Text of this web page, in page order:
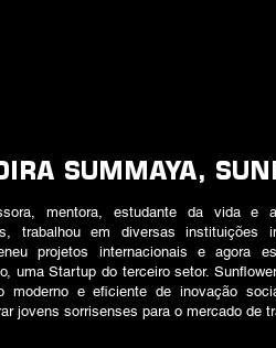
SUMMAYA,
mentora, estudante da vida e
trabalhou em diversas instituições
projetos internacionais e agora
uma Startup do terceiro setor.
moderno e eficiente de inovação
jovens sorrisenses para o mercado de